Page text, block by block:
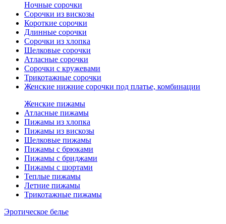
Ночные сорочки
Сорочки из вискозы
Короткие сорочки
Длинные сорочки
Сорочки из хлопка
Шелковые сорочки
Атласные сорочки
Сорочки с кружевами
Трикотажные сорочки
Женские нижние сорочки под платье, комбинации
Женские пижамы
Атласные пижамы
Пижамы из хлопка
Пижамы из вискозы
Шелковые пижамы
Пижамы с брюками
Пижамы с бриджами
Пижамы с шортами
Теплые пижамы
Летние пижамы
Трикотажные пижамы
Эротическое белье